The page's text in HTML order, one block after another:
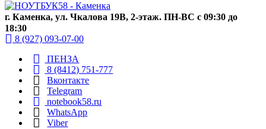
г. Каменка, ул. Чкалова 19В, 2-этаж. ПН-ВС с 09:30 до
18:30
8 (927) 093-07-00
ПЕНЗА
8 (8412) 751-777
Вконтакте
Telegram
notebook58.ru
WhatsApp
Viber